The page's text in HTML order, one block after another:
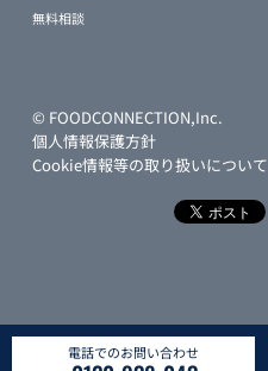
無料相談
© FOODCONNECTION,Inc.
個人情報保護方針
Cookie情報等の取り扱いについて
電話でのお問い合わせ